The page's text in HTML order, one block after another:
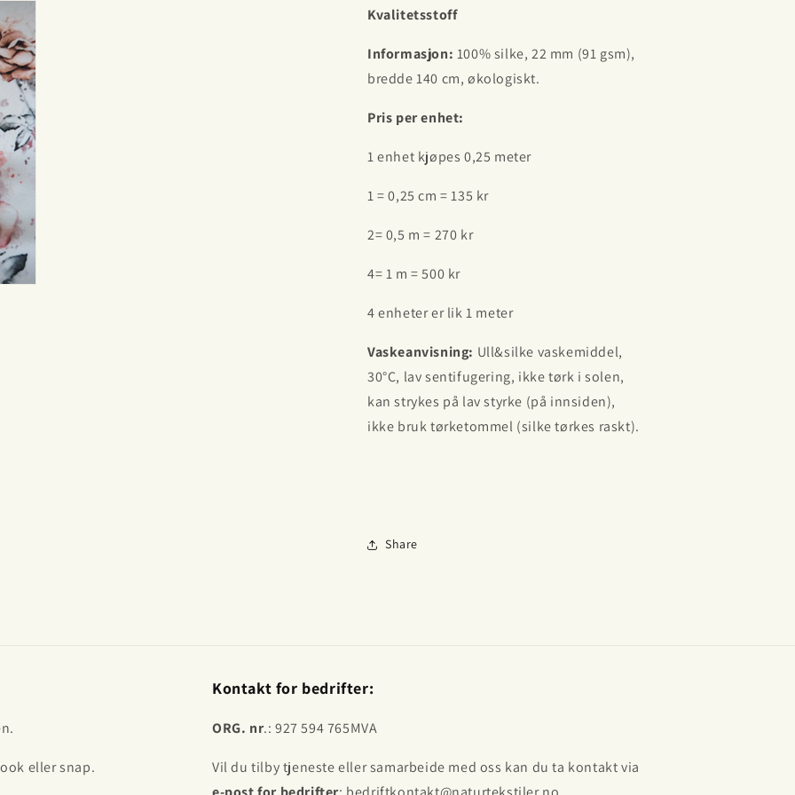
Kvalitetsstoff
Informasjon: 100% silke, 22 mm (91 gsm),
bredde 140 cm, økologiskt.
Pris per enhet:
1 enhet kjøpes 0,25 meter
1 = 0,25 cm = 135 kr
2= 0,5 m = 270 kr
4= 1 m = 500 kr
4 enheter er lik 1 meter
Vaskeanvisning: Ull&silke vaskemiddel,
30°C, lav sentifugering, ikke tørk i solen,
kan strykes på lav styrke (på innsiden),
ikke bruk tørketommel (silke tørkes raskt).
Share
eller snap.
Kontakt for bedrifter:
ORG. nr.: 927 594 765MVA
Vil du tilby tjeneste eller samarbeide med oss kan du ta kontakt via